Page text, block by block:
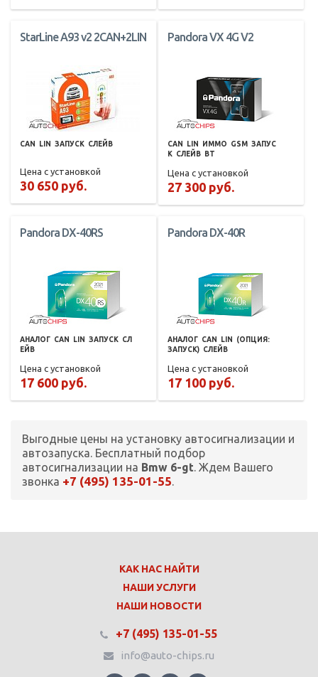
StarLine A93 v2 2CAN+2LIN
CAN LIN ЗАПУСК СЛЕЙВ
Цена с установкой
30 650 руб.
Pandora VX 4G V2
CAN LIN ИММО GSM ЗАПУС
К СЛЕЙВ BT
Цена с установкой
27 300 руб.
Pandora DX-40RS
АНАЛОГ CAN LIN ЗАПУСК СЛ
ЕЙВ
Цена с установкой
17 600 руб.
Pandora DX-40R
АНАЛОГ CAN LIN
(ОПЦИЯ:
ЗАПУСК) СЛЕЙВ
Цена с установкой
17 100 руб.
Выгодные цены на установку автосигнализации и
автозапуска. Бесплатный подбор
автосигнализации на Bmw 6-gt. Ждем Вашего
звонка +7 (495) 135-01-55.
КАК НАС НАЙТИ
НАШИ УСЛУГИ
НАШИ НОВОСТИ
+7 (495) 135-01-55
info@auto-chips.ru